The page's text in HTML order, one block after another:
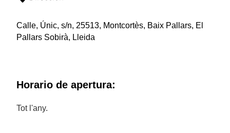
Calle, Únic, s/n, 25513, Montcortès, Baix Pallars, El
Pallars Sobirà, Lleida
Horario de apertura:
Tot l'any.